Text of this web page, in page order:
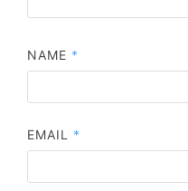
NAME *
EMAIL *